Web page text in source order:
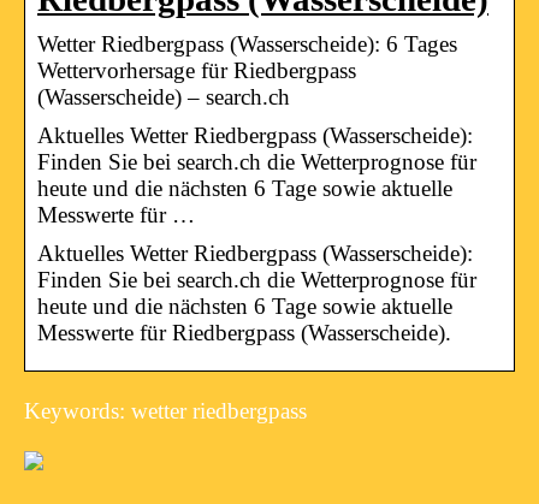
Wetter Riedbergpass (Wasserscheide): 6 Tages
Wettervorhersage für Riedbergpass
(Wasserscheide) – search.ch
Aktuelles Wetter Riedbergpass (Wasserscheide):
Finden Sie bei search.ch die Wetterprognose für
heute und die nächsten 6 Tage sowie aktuelle
Messwerte für …
Aktuelles Wetter Riedbergpass (Wasserscheide):
Finden Sie bei search.ch die Wetterprognose für
heute und die nächsten 6 Tage sowie aktuelle
Messwerte für Riedbergpass (Wasserscheide).
Keywords: wetter riedbergpass